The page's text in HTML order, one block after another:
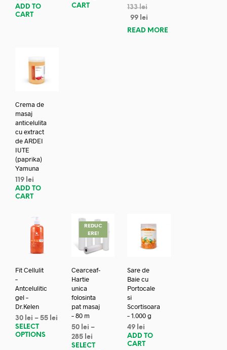
ADD TO
CART
CART
133lei
99 lei
READ MORE
Crema de
masaj
anticelulita
cu extract
de ARDEI
IUTE
(paprika)
Yamuna
119 lei
ADD TO
CART
Fit Cellulit
–
Antcelulitic
gel –
Dr.Kelen
30 lei – 55 lei
SELECT
OPTIONS
REDUC
ERE!
Cearceaf-
Hartie
unica
folosinta
pat masaj
– 80 m
50 lei –
285 lei
SELECT
Sare de
Baie cu
Portocale
si
Scortisoara
– 1.000 g
49 lei
ADD TO
CART